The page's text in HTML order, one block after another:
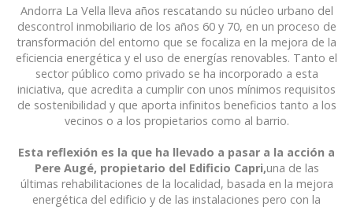
Andorra La Vella lleva años rescatando su núcleo urbano del
descontrol inmobiliario de los años 60 y 70, en un proceso de
transformación del entorno que se focaliza en la mejora de la
eficiencia energética y el uso de energías renovables. Tanto el
sector público como privado se ha incorporado a esta
iniciativa, que acredita a cumplir con unos mínimos requisitos
de sostenibilidad y que aporta infinitos beneficios tanto a los
vecinos o a los propietarios como al barrio.
Esta reflexión es la que ha llevado a pasar a la acción a
Pere Augé, propietario del Edificio Capri,una de las
últimas rehabilitaciones de la localidad, basada en la mejora
energética del edificio y de las instalaciones pero con la